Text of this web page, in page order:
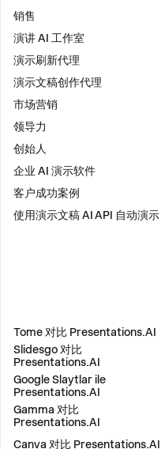
销售
演讲 AI 工作室
演示刷新代理
演示文稿创作代理
市场营销
领导力
创始人
企业 AI 演示软件
客户成功案例
使用演示文稿 AI API 自动演示
Tome 对比 Presentations.AI
Slidesgo 对比
Presentations.AI
Google Slaytlar ile
Presentations.AI
Gamma 对比
Presentations.AI
Canva 对比 Presentations.AI